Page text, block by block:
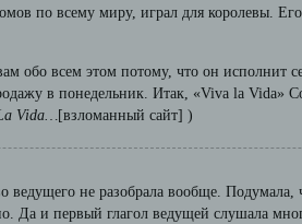
по всему миру, играл для королевы.
обо всем этом потому, что он исполнит
в понедельник. Итак, «Viva la Vida»
Vida…
[взломанный сайт] )
ведущего не разобрала вообще. Подумала,
Да и первый глагол ведущей слушала